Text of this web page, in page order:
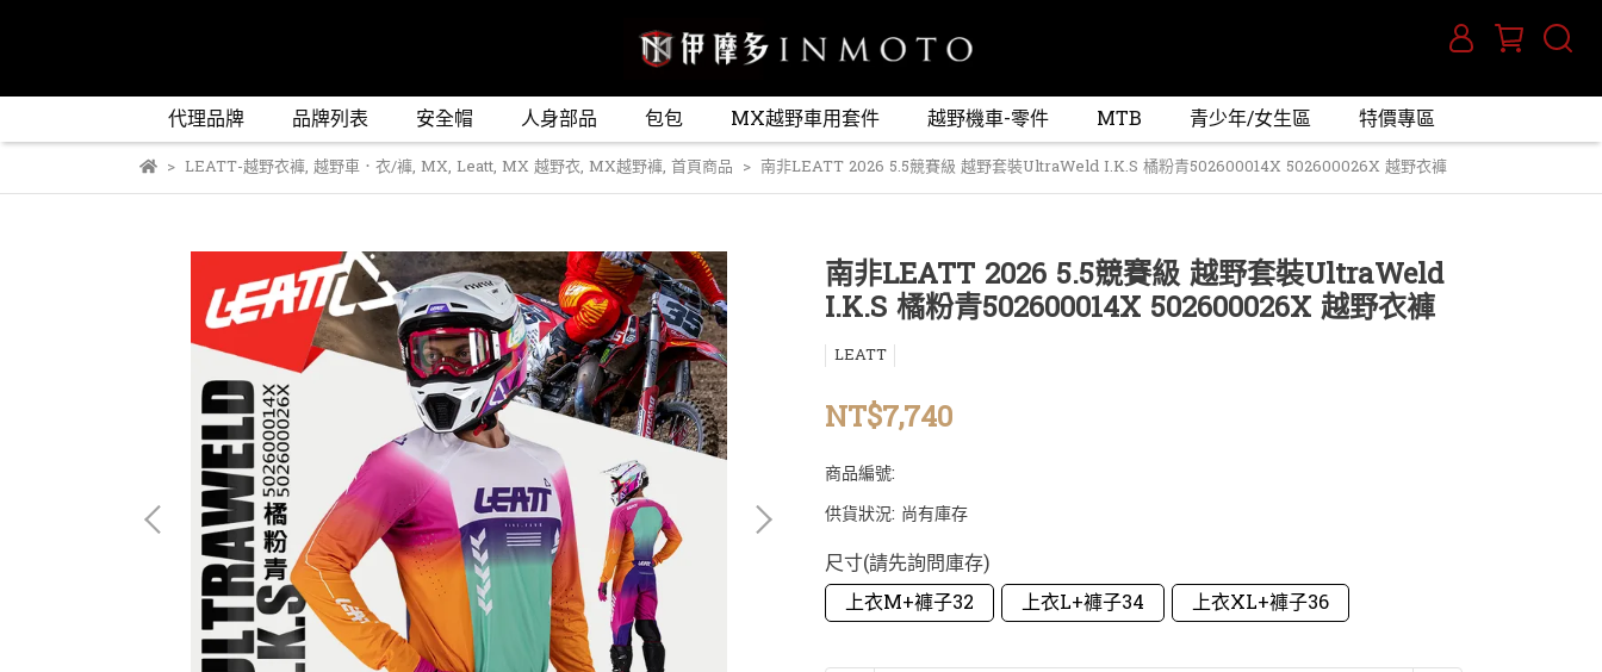
代理品牌 品牌列表 安全帽 人身部品 包包 MX越野車用套件 越野機車-零件 MTB 青少年/女生區 特價專區
LEATT-越野衣褲, 越野車．衣/褲, MX, Leatt, MX 越野衣, MX越野褲, 首頁商品 南非LEATT 2026 5.5競賽級 越野套裝UltraWeld I.K.S 橘粉青502600014X 502600026X 越野衣褲
南非LEATT 2026 5.5競賽級 越野套裝UltraWeld
I.K.S 橘粉青502600014X 502600026X 越野衣褲
LEATT
NT$7,740
商品編號:
供貨狀況: 尚有庫存
尺寸(請先詢問庫存)
上衣M+褲子32
上衣L+褲子34 上衣XL+褲子36